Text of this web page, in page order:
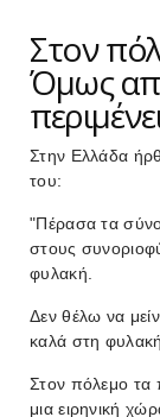
Στον
Όμως
Στην Ελλάδα
του:
"Πέρασα τα
στους
φυλακή.
Δεν θέλω να
καλά στη φυλακή.
Στον πόλεμο τα
μια ειρηνική